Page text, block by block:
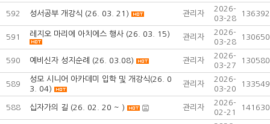
592 성서공부 개강식 (26. 03. 21) 관리자
2026-
03-28
136392
591 레지오 마리에 아치에스 행사 (26. 03. 15) 관리자
2026-
03-28
130650
590 예비신자 성지순례 (26. 03.08) 관리자
2026-
03-27
130580
589
성모 시니어 아카데미 입학 및 개강식(26. 0
3. 04)
관리자
2026-
03-20
133549
588 십자가의 길 (26. 02. 20 ~ ) 관리자
2026-
02-21
141630